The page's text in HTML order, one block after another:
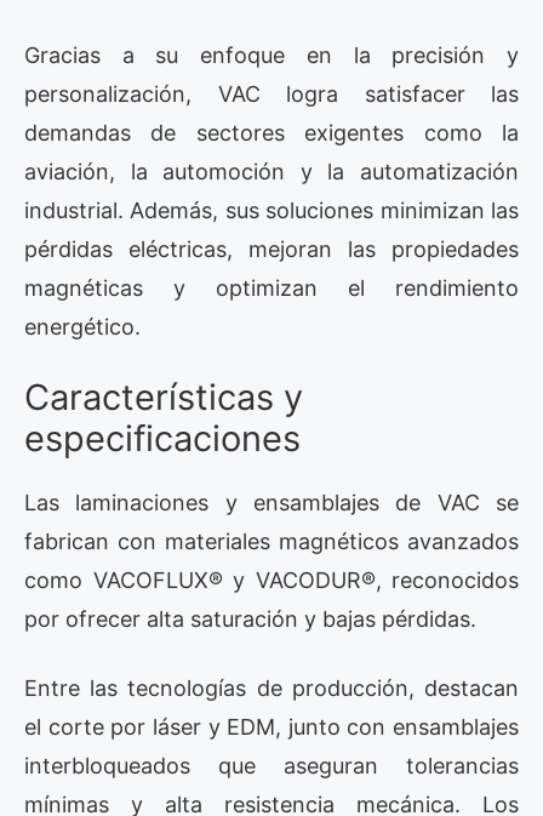
Gracias a su enfoque en la precisión y
personalización, VAC logra satisfacer las
demandas de sectores exigentes como la
aviación, la automoción y la automatización
industrial. Además, sus soluciones minimizan las
pérdidas eléctricas, mejoran las propiedades
magnéticas y optimizan el rendimiento
energético.
Características y
especificaciones
Las laminaciones y ensamblajes de VAC se
fabrican con materiales magnéticos avanzados
como VACOFLUX® y VACODUR®, reconocidos
por ofrecer alta saturación y bajas pérdidas.
Entre las tecnologías de producción, destacan
el corte por láser y EDM, junto con ensamblajes
interbloqueados que aseguran tolerancias
mínimas y alta resistencia mecánica. Los